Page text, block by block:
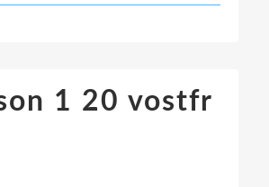
1 20 vostfr